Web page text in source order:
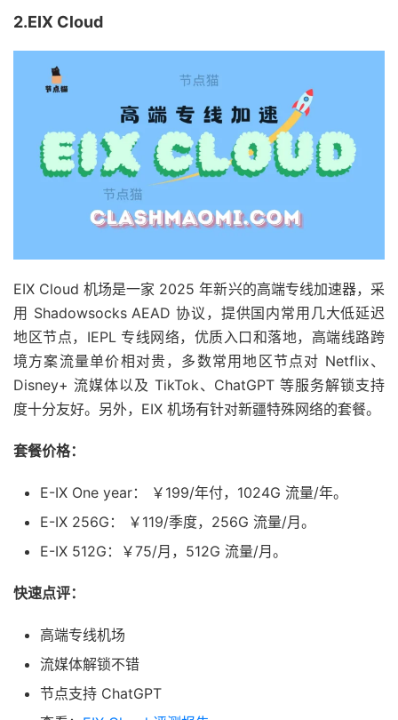
2.EIX Cloud
EIX Cloud 机场是一家 2025 年新兴的高端专线加速器，采
用 Shadowsocks AEAD 协议，提供国内常用几大低延迟
地区节点，IEPL 专线网络，优质入口和落地，高端线路跨
境方案流量单价相对贵，多数常用地区节点对 Netflix、
Disney+ 流媒体以及 TikTok、ChatGPT 等服务解锁支持
度十分友好。另外，EIX 机场有针对新疆特殊网络的套餐。
套餐价格：
E-IX One year： ￥199/年付，1024G 流量/年。
E-IX 256G： ￥119/季度，256G 流量/月。
E-IX 512G：￥75/月，512G 流量/月。
快速点评：
高端专线机场
流媒体解锁不错
节点支持 ChatGPT